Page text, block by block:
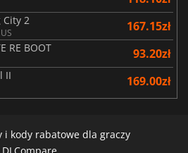
City 2 167.15zł
RE BOOT 93.20zł
II 169.00zł
kody rabatowe dla graczy